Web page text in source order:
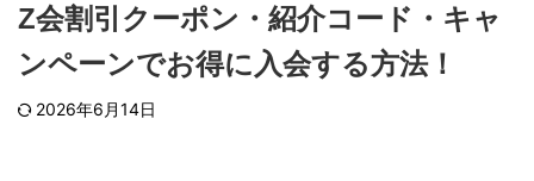
Z会割引クーポン・紹介コード・キャ
ンペーンでお得に入会する方法！
2026年6月14日